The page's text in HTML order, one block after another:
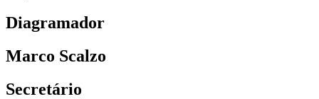
Diagramador
Marco Scalzo
Secretário